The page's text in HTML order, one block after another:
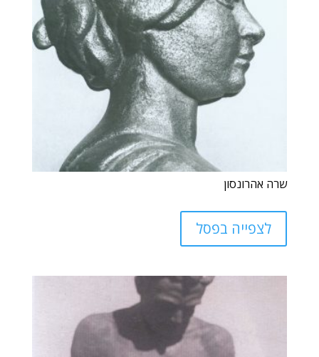
שרה אהרונסון
לצפייה בפסל